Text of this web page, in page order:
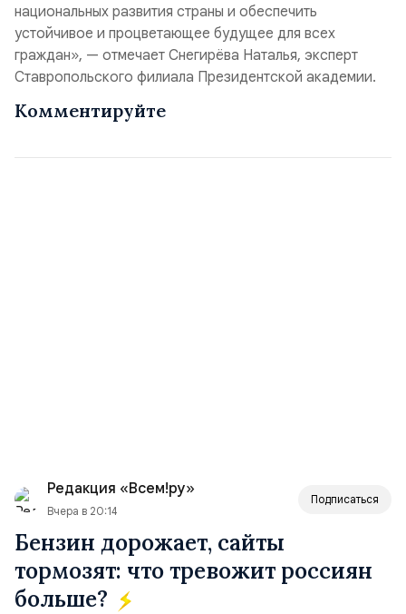
национальных развития страны и обеспечить
устойчивое и процветающее будущее для всех
граждан», — отмечает Снегирёва Наталья, эксперт
Ставропольского филиала Президентской академии.
Комментируйте
Редакция «Всем!ру»
Вчера в 20:14
Подписаться
Бензин дорожает, сайты
тормозят: что тревожит россиян
больше?